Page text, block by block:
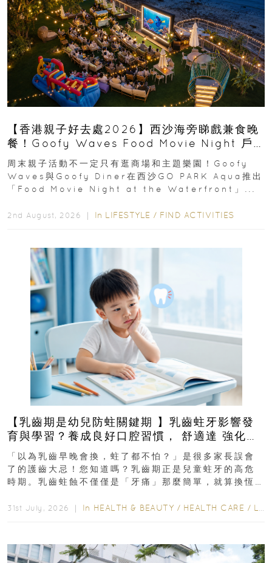
【香港親子好去處2026】西沙海旁睇戲兼食晚
餐！Goofy Waves Food Movie Night 戶
外影院逢週末登場
周末親子活動不一定只有逛商場和主題樂園！Goofy
Waves與Goofy Diner在西沙GO PARK Aqua推出
「Food Movie Night at the Waterfront」...
2nd August, 2026 ｜ In LIFESTYLE / FIND ACTIVITIES
【乳齒期是幼兒防蛀關鍵期 】乳齒蛀牙影響發
育與學習？養成良好口腔習慣， 舒適達 強化琺
瑯質 兒童牙膏防護指南
「以為乳齒早晚會換，蛀了都不怕？」是很多家長誤會
了的護齒大忌！您知道嗎？乳齒期正是兒童蛀牙的高危
時期。乳齒蛀蝕不僅僅是「牙痛」那麼簡單，就算換恆
31st July, 2026 ｜ In HEALTH & BEAUTY / HEALTH CARE / LIFESTYLE